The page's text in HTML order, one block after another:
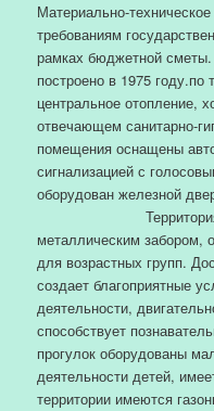
Материально-
требованиям
рамках бюджетной
построено в 1975
центральное отопление,
отвечающем санитарно-
помещения оснащены
сигнализацией с
оборудован железной
Территория по
металлическим забором,
для возрастных групп.
создает благоприятные
деятельности,
способствует
прогулок оборудованы
деятельности детей,
территории имеются